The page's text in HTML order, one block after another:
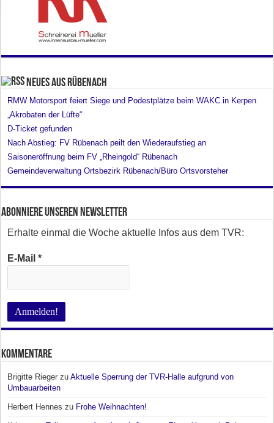
Neues aus Rübenach
RMW Motorsport feiert Siege und Podestplätze beim WAKC in Kerpen
„Akrobaten der Lüfte“
D-Ticket gefunden
Nach Abstieg: FV Rübenach peilt den Wiederaufstieg an
Saisoneröffnung beim FV „Rheingold“ Rübenach
Gemeindeverwaltung Ortsbezirk Rübenach/Büro Ortsvorsteher
Abonniere unseren Newsletter
Erhalte einmal die Woche aktuelle Infos aus dem TVR:
E-Mail*
Kommentare
Brigitte Rieger zuAktuelle Sperrung der TVR-Halle aufgrund von
Umbauarbeiten
Herbert Hennes zu Frohe Weihnachten!